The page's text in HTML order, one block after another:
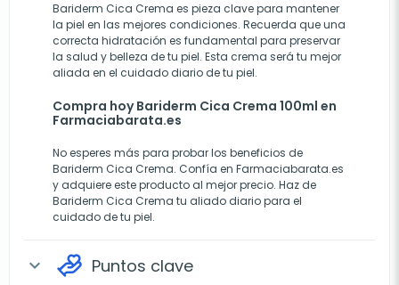
Bariderm Cica Crema es pieza clave para mantener
la piel en las mejores condiciones. Recuerda que una
correcta hidratación es fundamental para preservar
la salud y belleza de tu piel. Esta crema será tu mejor
aliada en el cuidado diario de tu piel.
Compra hoy Bariderm Cica Crema 100ml en
Farmaciabarata.es
No esperes más para probar los beneficios de
Bariderm Cica Crema. Confía en Farmaciabarata.es
y adquiere este producto al mejor precio. Haz de
Bariderm Cica Crema tu aliado diario para el
cuidado de tu piel.
expand_more Puntos clave